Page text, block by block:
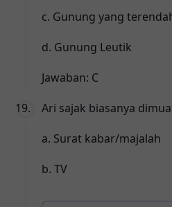
c. Gunung yang
d. Gunung Leutik
Jawaban: C
Ari sajak biasanya
a. Surat kabar/majalah
b. TV